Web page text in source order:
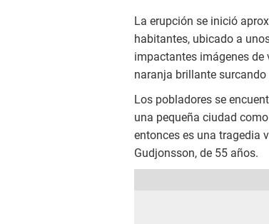
La erupción se inició
habitantes, ubicado a
impactantes imágenes
naranja brillante
Los pobladores se
una pequeña ciudad
entonces es una tragedia
Gudjonsson, de 55 años.